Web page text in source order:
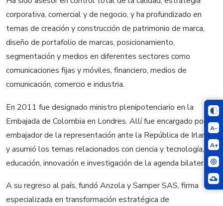
A-
A+
corporativa, comercial y de negocio, y ha profundizado en
temas de creación y construcción de patrimonio de marca,
diseño de portafolio de marcas, posicionamiento,
segmentación y medios en diferentes sectores como
comunicaciones fijas y móviles, financiero, medios de
comunicación, comercio e industria.
En 2011 fue designado ministro plenipotenciario en la
Embajada de Colombia en Londres. Allí fue encargado por el
embajador de la representación ante la República de Irlanda,
y asumió los temas relacionados con ciencia y tecnología,
educación, innovación e investigación de la agenda bilateral.
A su regreso al país, fundó Anzola y Samper SAS, firma
especializada en transformación estratégica de